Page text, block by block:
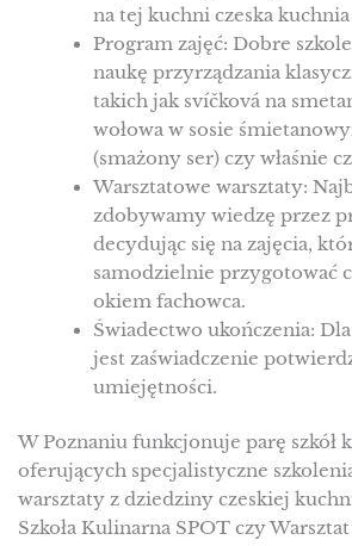
na tej kuchni czeska
Program zajęć: Dobre
naukę przyrządzania
takich jak svíčková na
wołowa w sosie
(smażony ser) czy właśnie
Warsztatowe warsztaty:
zdobywamy wiedzę przez
decydując się na zajęcia,
samodzielnie przygotować
okiem fachowca.
Świadectwo ukończenia:
jest zaświadczenie
umiejętności.
W Poznaniu funkcjonuje parę szkół
oferujących specjalistyczne
warsztaty z dziedziny czeskiej
Szkoła Kulinarna SPOT czy